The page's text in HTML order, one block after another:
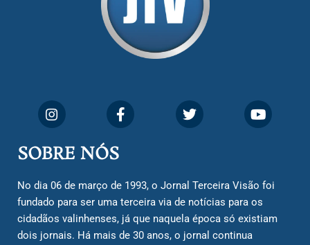
SOBRE NÓS
No dia 06 de março de 1993, o Jornal Terceira Visão foi
fundado para ser uma terceira via de notícias para os
cidadãos valinhenses, já que naquela época só existiam
dois jornais. Há mais de 30 anos, o jornal continua